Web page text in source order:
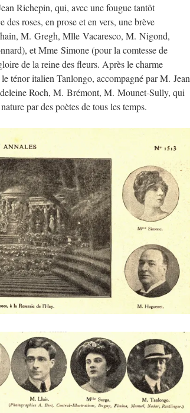
Richepin, qui, avec une fougue tantôt
roses, en prose et en vers, une brève
M. Gregh, Mlle Vacaresco, M. Nigond,
et Mme Simone (pour la comtesse de
de la reine des fleurs. Après le charme
ténor italien Tanlongo, accompagné par M. Jean
Roch, M. Brémont, M. Mounet-Sully, qui
par des poètes de tous les temps.